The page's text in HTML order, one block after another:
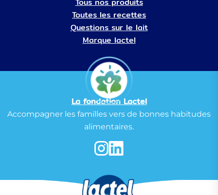
Toutes les recettes
Questions sur le lait
Marque lactel
La fondation Lactel
Accompagner les familles vers de bonnes habitudes
alimentaires.